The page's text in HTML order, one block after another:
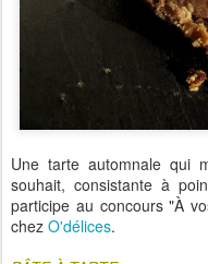
Une tarte automnale qui
souhait, consistante à
participe au concours "À
chez O'délices.